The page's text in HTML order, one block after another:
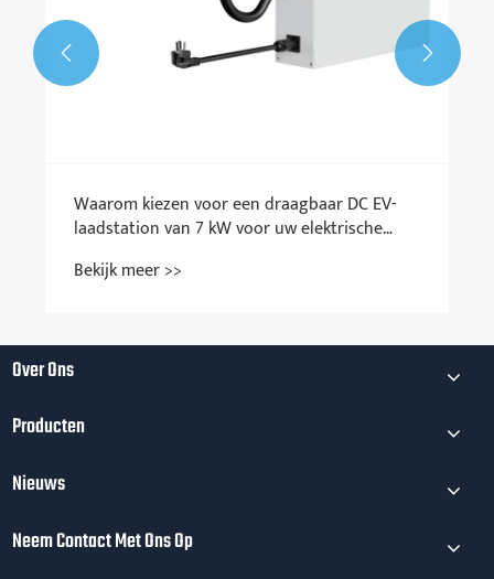
Waarom kiezen voor een draagbaar DC EV-
laadstation van 7 kW voor uw elektrische
Bekijk meer >>
 
Over Ons
Producten
Nieuws
Neem Contact Met Ons Op